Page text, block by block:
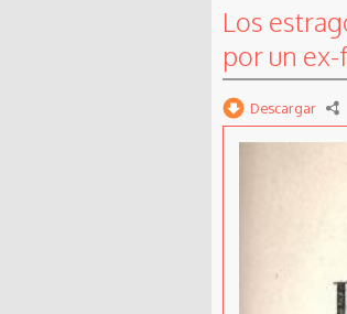
Los
por un
Descargar